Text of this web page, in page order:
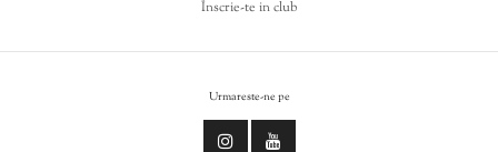
Înscrie-te in club
Urmareste-ne pe